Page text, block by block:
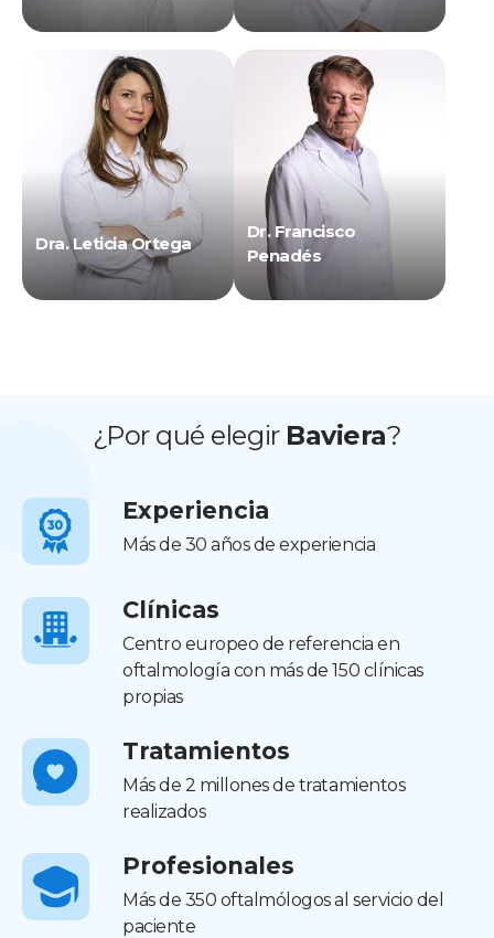
Dra. Leticia Ortega
Dr. Francisco
Penadés
¿Por qué elegir Baviera?
Experiencia
Más de 30 años de experiencia
Clínicas
Centro europeo de referencia en
oftalmología con más de 150 clínicas
propias
Tratamientos
Más de 2 millones de tratamientos
realizados
Profesionales
Más de 350 oftalmólogos al servicio del
paciente